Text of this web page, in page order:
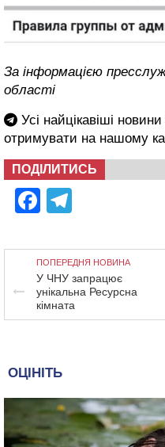
За інформацією
області
Усі найцікавіші
отримувати на нашому
ПОДІЛИТИСЬ
Facebook
ПОПЕРЕДНЯ НОВИНА
У ЧНУ запрацює
унікальна Ресурсна
кімната